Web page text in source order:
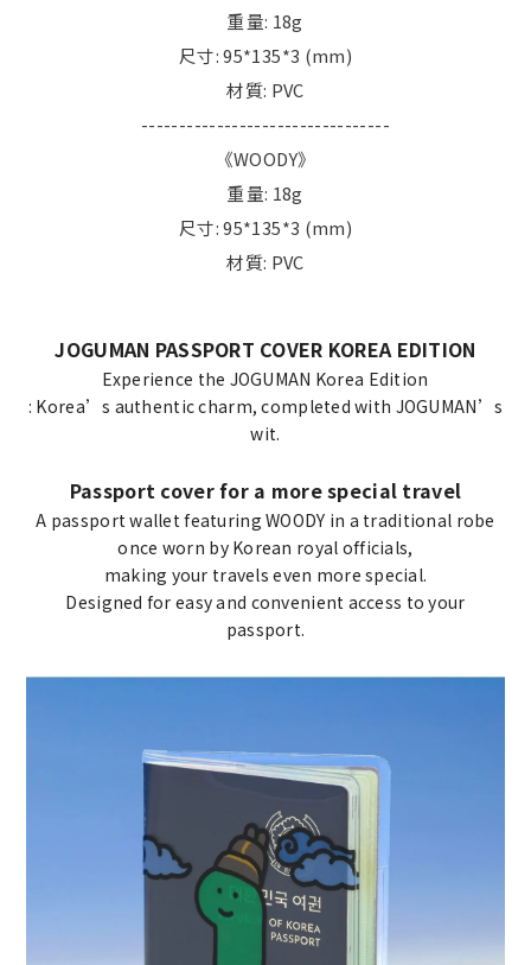
重量: 18g
尺寸: 95*135*3 (mm)
材質: PVC
---------------------------------
《WOODY》
重量: 18g
尺寸: 95*135*3 (mm)
材質: PVC
JOGUMAN PASSPORT COVER KOREA EDITION
Experience the JOGUMAN Korea Edition
: Korea’s authentic charm, completed with JOGUMAN’s
wit.
Passport cover for a more special travel
A passport wallet featuring WOODY in a traditional robe
once worn by Korean royal officials,
making your travels even more special.
Designed for easy and convenient access to your
passport.